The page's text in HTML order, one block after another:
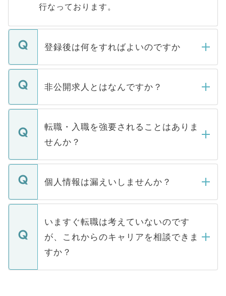
行なっております。
登録後は何をすればよいのですか
ご登録いただきましたら、弊社担当者がご
登録内容を確認し、その後メールもしくは
ます。通常、5営業日以内にはご連絡をせて
いただきますので、しばらくお待ちくださ
い。
非公開求人とはなんですか？
マイナビDOCTORで取り扱っている求人の
うち約3割は、Webサイトからご覧いただ
けない「非公開求人」です。非公開求人は
下記の理由によって、一般には公開してい
ません。
■応募殺到を避けるため 人気のある医療機
関を公にしてしまうと、応募が殺到する場
に、医療機関が求める条件に合った人材の
みを人材紹介会社に依頼するケースが増え
ています。
転職・入職を強要されることはありま
せんか？
転職・入職を強要することは一切ありませ
ん。また、仮に応募先から内定をいただい
定を承諾する必要はありません。内定先へ
の辞退の連絡はキャリアパートナーが行い
ますので、ご安心ください。
個人情報は漏えいしませんか？
個人情報が漏えいすることはありませんの
で、ご安心ください。当サイトからの登録
などで収集したご登録者様の個人情報は、
ご本人のキャリアアップおよび転職活動の
支援を目的に使用いたします。お預かりし
ているすべての個人データはご本人の許可
いますぐ転職は考えていないのです
が、これからのキャリアを相談できま
すか？